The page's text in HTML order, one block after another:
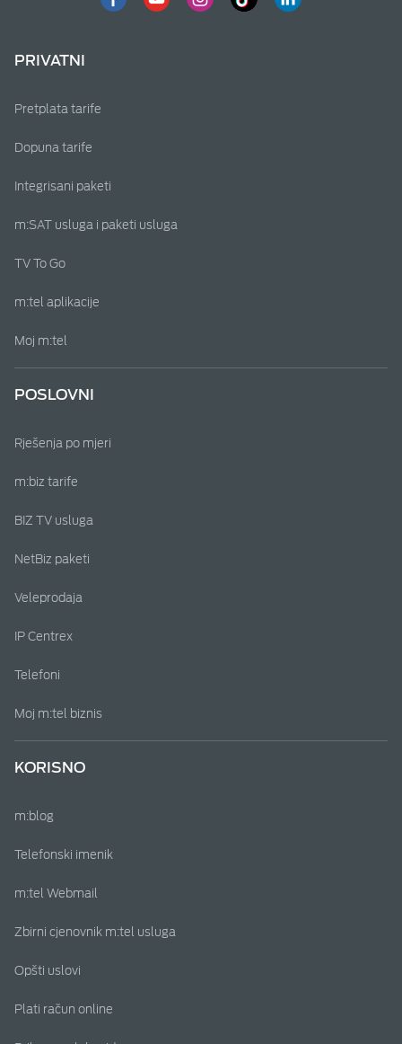
PRIVATNI
Pretplata tarife
Dopuna tarife
Integrisani paketi
m:SAT usluga i paketi usluga
TV To Go
m:tel aplikacije
Moj m:tel
POSLOVNI
Rješenja po mjeri
m:biz tarife
BIZ TV usluga
NetBiz paketi
Veleprodaja
IP Centrex
Telefoni
Moj m:tel biznis
KORISNO
m:blog
Telefonski imenik
m:tel Webmail
Zbirni cjenovnik m:tel usluga
Opšti uslovi
Plati račun online